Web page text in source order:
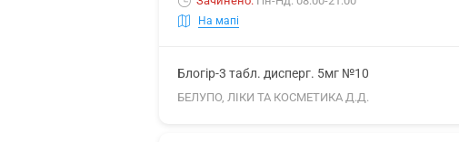
На мапі
Блогір-3 табл. дисперг. 5мг №10
БЕЛУПО, ЛІКИ ТА КОСМЕТИКА Д.Д.